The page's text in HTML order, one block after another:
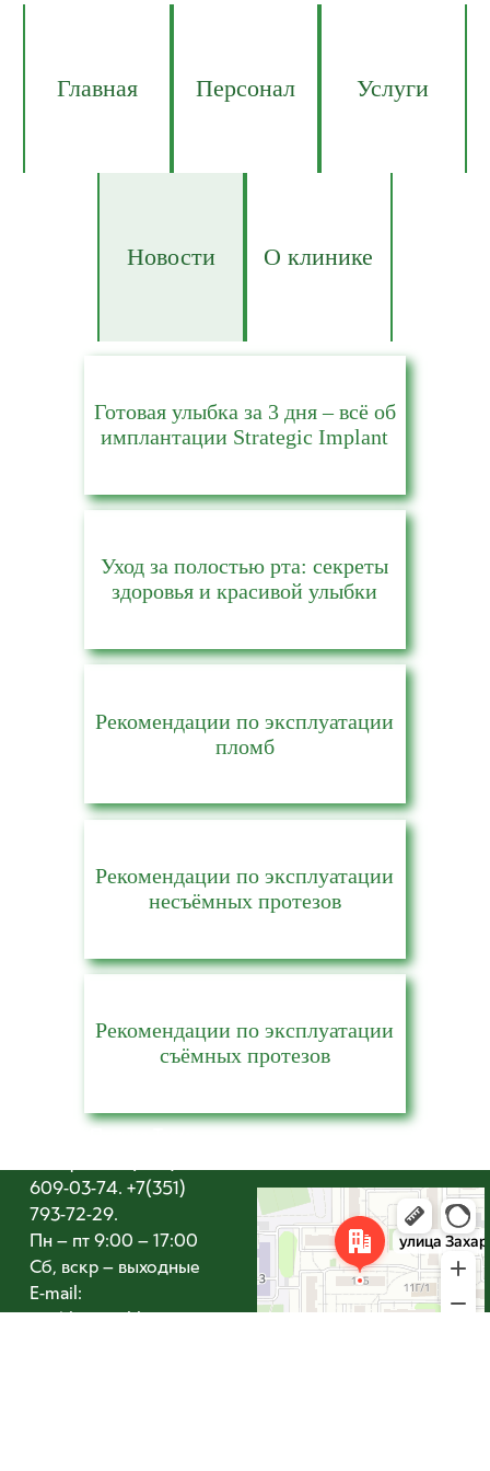
Главная Персонал Услуги
Новости О клинике
Готовая улыбка за 3 дня – всё об
имплантации Strategic Implant
Уход за полостью рта: секреты
здоровья и красивой улыбки
Рекомендации по эксплуатации
пломб
Рекомендации по эксплуатации
несъёмных протезов
Рекомендации по эксплуатации
съёмных протезов
609-03-74. +7(351)
793-72-29.
Пн – пт 9:00 – 17:00
Сб, вскр – выходные
E-mail:
Ptichkatari@bk.ru
Челябинск
Улица Захаренко, 11Б — Яндекс Карты